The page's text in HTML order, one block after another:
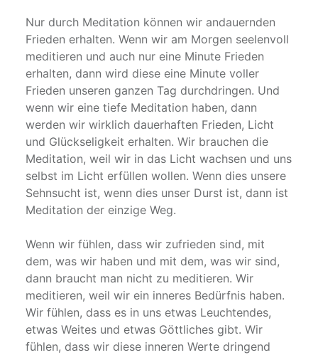
Nur durch Meditation können wir andauernden
Frieden erhalten. Wenn wir am Morgen seelenvoll
meditieren und auch nur eine Minute Frieden
erhalten, dann wird diese eine Minute voller
Frieden unseren ganzen Tag durchdringen. Und
wenn wir eine tiefe Meditation haben, dann
werden wir wirklich dauerhaften Frieden, Licht
und Glückseligkeit erhalten. Wir brauchen die
Meditation, weil wir in das Licht wachsen und uns
selbst im Licht erfüllen wollen. Wenn dies unsere
Sehnsucht ist, wenn dies unser Durst ist, dann ist
Meditation der einzige Weg.
Wenn wir fühlen, dass wir zufrieden sind, mit
dem, was wir haben und mit dem, was wir sind,
dann braucht man nicht zu meditieren. Wir
meditieren, weil wir ein inneres Bedürfnis haben.
Wir fühlen, dass es in uns etwas Leuchtendes,
etwas Weites und etwas Göttliches gibt. Wir
fühlen, dass wir diese inneren Werte dringend